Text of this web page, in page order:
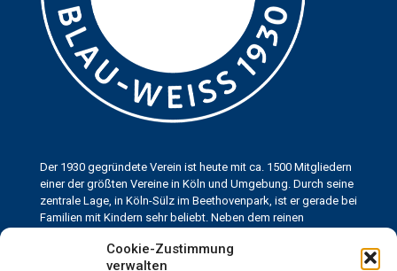
Cookie-Zustimmung
verwalten
Der 1930 gegründete Verein ist heute mit ca. 1500 Mitgliedern
einer der größten Vereine in Köln und Umgebung. Durch seine
zentrale Lage, in Köln-Sülz im Beethovenpark, ist er gerade bei
Familien mit Kindern sehr beliebt. Neben dem reinen
Anliegen, den Jugend- und Breitensport zu fördern.